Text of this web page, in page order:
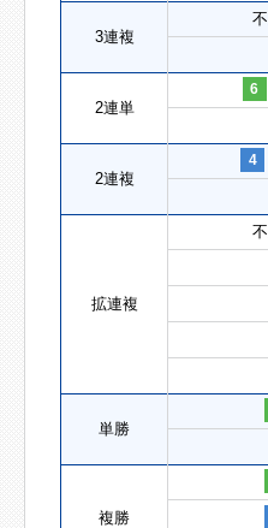
3連複
2連単
6
2連複
4
拡連複
単勝
複勝